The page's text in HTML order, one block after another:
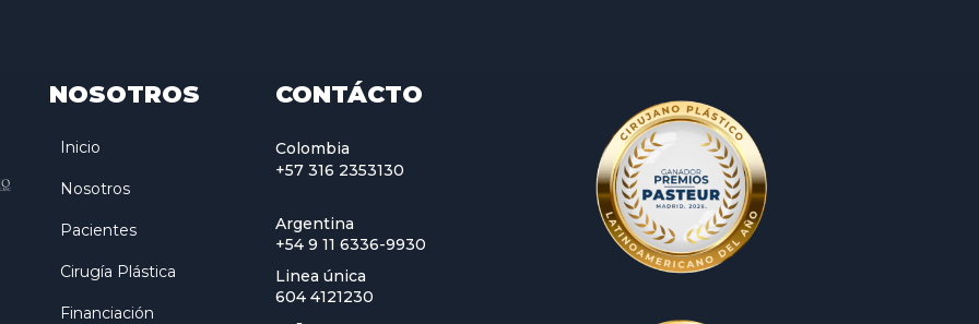
NOSOTROS
Inicio
Nosotros
Pacientes
Cirugía Plástica
Financiación
CONTÁCTO
Colombia
+57 316 2353130
Argentina
+54 9 11 6336-9930
Linea única
604 4121230